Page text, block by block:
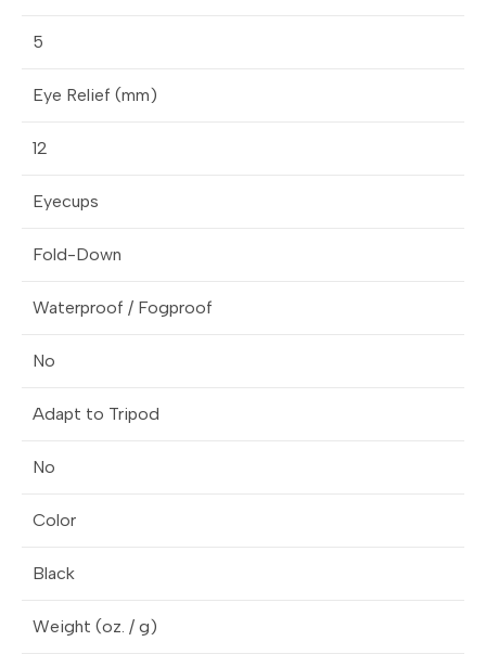
5
Eye Relief (mm)
12
Eyecups
Fold-Down
Waterproof / Fogproof
No
Adapt to Tripod
No
Color
Black
Weight (oz. / g)